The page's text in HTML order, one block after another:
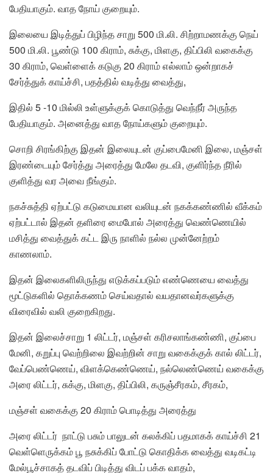
பேதியாகும். வாத நோய் குறையும்.
இலையை இடித்துப் பிழிந்த சாறு 500 மி.லி. சிற்றாமணக்கு நெய்
500 மி.லி. பூண்டு 100 கிராம், சுக்கு, மிளகு, திப்பிலி வகைக்கு
30 கிராம், வெள்ளைக் கடுகு 20 கிராம் எல்லாம் ஒன்றாகச்
சேர்த்துக் காய்ச்சி, பதத்தில் வடித்து வைத்து,
இதில் 5 -10 மில்லி உள்ளுக்குக் கொடுத்து வெந்நீர் அருந்த
பேதியாகும். அனைத்து வாத நோய்களும் குறையும்.
சொறி சிரங்கிற்கு இதன் இலையுடன் குப்பைமேனி இலை, மஞ்சள்
இரண்டையும் சேர்த்து அரைத்து மேலே தடவி, குளிர்ந்த நீரில்
குளித்து வர அவை நீங்கும்.
நகச்சுத்தி ஏற்பட்டு கடுமையான வலியுடன் நகக்கண்ணில் வீக்கம்
ஏற்பட்டால் இதன் தளிரை மைபோல் அரைத்து வெண்ணெயில்
மசித்து வைத்துக் கட்ட இரு நாளில் நல்ல முன்னேற்றம்
காணலாம்.
இதன் இலைகளிலிருந்து எடுக்கப்படும் எண்ணெயை வைத்து
மூட்டுகளில் தொக்கணம் செய்வதால் வயதானவர்களுக்கு
விரைவில் வலி குறைகிறது.
இதன் இலைச்சாறு 1 லிட்டர், மஞ்சள் கரிசலாங்கண்ணி, குப்பை
மேனி, கறுப்பு வெற்றிலை இவற்றின் சாறு வகைக்குக் கால் லிட்டர்,
வேப்பெண்ணெய், விளக்கெண்ணெய், நல்லெண்ணெய் வகைக்கு
அரை லிட்டர், சுக்கு, மிளகு, திப்பிலி, கருஞ்சீரகம், சீரகம்,
மஞ்சள் வகைக்கு 20 கிராம் பொடித்து அரைத்து
அரை லிட்டர் நாட்டு பசும் பாலுடன் கலக்கிப் பதமாகக் காய்ச்சி 21
வெள்ளெருக்கம் பூ நசுக்கிப் போட்டு கொதிக்க வைத்து வடிகட்டி
மேல்பூச்சாகத் தடவிப் பிடித்து விடப் பக்க வாதம்,